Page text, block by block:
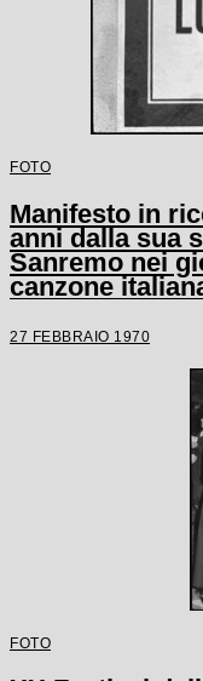
FOTO
Manifesto in
anni dalla sua
Sanremo nei
canzone
27 FEBBRAIO 1970
FOTO